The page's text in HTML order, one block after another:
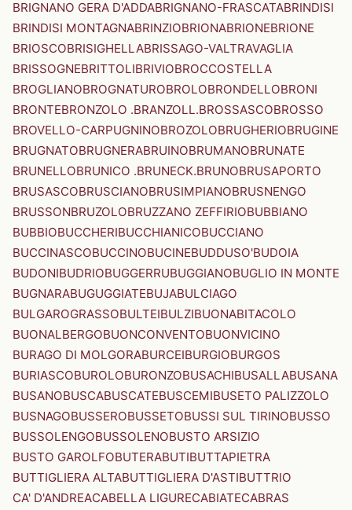
BRIGNANO GERA D'ADDABRIGNANO-FRASCATABRINDISI
BRINDISI MONTAGNABRINZIOBRIONABRIONEBRIONE
BRIOSCOBRISIGHELLABRISSAGO-VALTRAVAGLIA
BRISSOGNEBRITTOLIBRIVIOBROCCOSTELLA
BROGLIANOBROGNATUROBROLOBRONDELLOBRONI
BRONTEBRONZOLO .BRANZOLL.BROSSASCOBROSSO
BROVELLO-CARPUGNINOBROZOLOBRUGHERIOBRUGINE
BRUGNATOBRUGNERABRUINOBRUMANOBRUNATE
BRUNELLOBRUNICO .BRUNECK.BRUNOBRUSAPORTO
BRUSASCOBRUSCIANOBRUSIMPIANOBRUSNENGO
BRUSSONBRUZOLOBRUZZANO ZEFFIRIOBUBBIANO
BUBBIOBUCCHERIBUCCHIANICOBUCCIANO
BUCCINASCOBUCCINOBUCINEBUDDUSO'BUDOIA
BUDONIBUDRIOBUGGERRUBUGGIANOBUGLIO IN MONTE
BUGNARABUGUGGIATEBUJABULCIAGO
BULGAROGRASSOBULTEIBULZIBUONABITACOLO
BUONALBERGOBUONCONVENTOBUONVICINO
BURAGO DI MOLGORABURCEIBURGIOBURGOS
BURIASCOBUROLOBURONZOBUSACHIBUSALLABUSANA
BUSANOBUSCABUSCATEBUSCEMIBUSETO PALIZZOLO
BUSNAGOBUSSEROBUSSETOBUSSI SUL TIRINOBUSSO
BUSSOLENGOBUSSOLENOBUSTO ARSIZIO
BUSTO GAROLFOBUTERABUTIBUTTAPIETRA
BUTTIGLIERA ALTABUTTIGLIERA D'ASTIBUTTRIO
CA' D'ANDREACABELLA LIGURECABIATECABRAS